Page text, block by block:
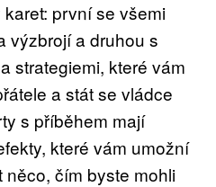
první se všemi
výzbrojí a druhou s
strategiemi, které vám
a stát se vládce
s příběhem mají
které vám umožní
čím byste mohli